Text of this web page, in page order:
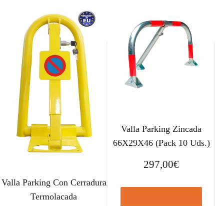
Valla Parking Con Cerradura
Termolacada
Valla Parking Zincada
66X29X46 (Pack 10 Uds.)
297,00€